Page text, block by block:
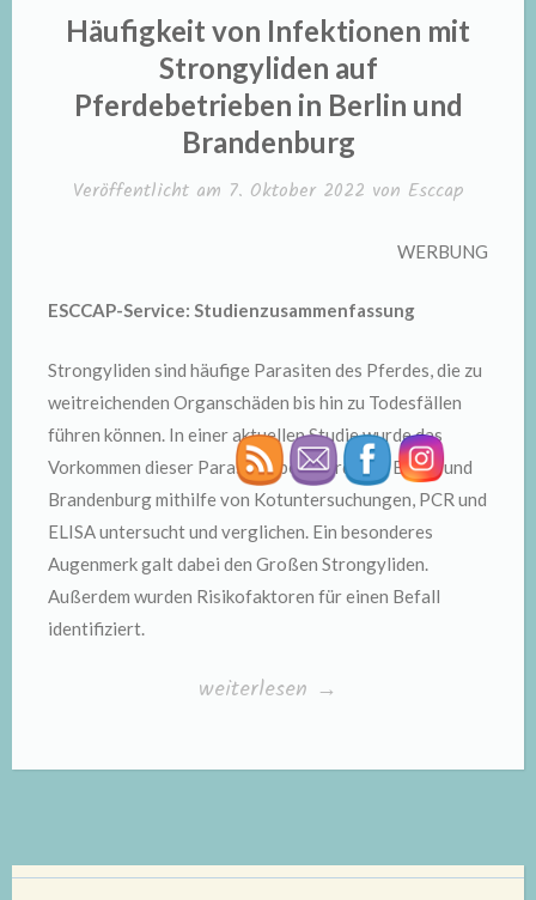
Häufigkeit von Infektionen mit
Strongyliden auf
Pferdebetrieben in Berlin und
Brandenburg
Veröffentlicht am 7. Oktober 2022 von Esccap
WERBUNG
ESCCAP-Service: Studienzusammenfassung
Strongyliden sind häufige Parasiten des Pferdes, die zu
weitreichenden Organschäden bis hin zu Todesfällen
führen können. In einer aktuellen Studie wurde das
Vorkommen dieser Parasiten bei Pferden in Berlin und
Brandenburg mithilfe von Kotuntersuchungen, PCR und
ELISA untersucht und verglichen. Ein besonderes
Augenmerk galt dabei den Großen Strongyliden.
Außerdem wurden Risikofaktoren für einen Befall
identifiziert.
„Häufigkeit
Infektionen
auf
weiterlesen →